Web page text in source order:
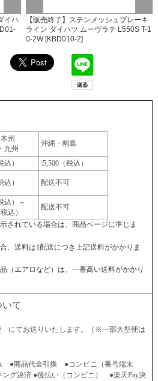
イハ
【販売終了】ステンメッシュブレーキ
ライン ダイハツ ムーヴラテ L550S T-1
0-2W [KBD010-2]
州
九州
沖縄・離島
込）
\5,500（税込）
込） 配送不可
込）～
込）
配送不可
されている場合は、商品ページに準じま
、送料は1配送につき上記送料がかかりま
（エアロなど）は、一番高い送料がかかり
て
てお送りいたします。（※一部大型便は
●商品代金引換 ●コンビニ（番号端末
グ決済 ●後払い（コンビニ） ●楽天Pay決